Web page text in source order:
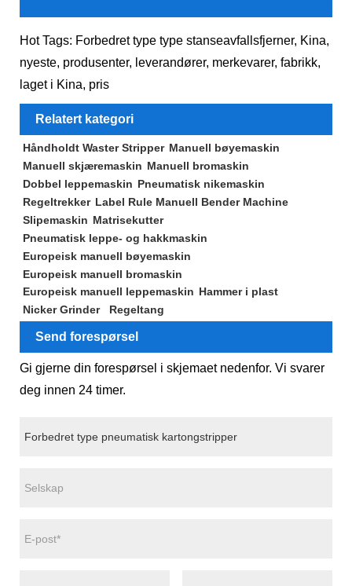
Hot Tags: Forbedret type type stanseavfallsfjerner, Kina,
nyeste, produsenter, leverandører, merkevarer, fabrikk,
laget i Kina, pris
Relatert kategori
Håndholdt Waster Stripper Manuell bøyemaskin
Manuell skjæremaskin Manuell bromaskin
Dobbel leppemaskin Pneumatisk nikemaskin
Regeltrekker Label Rule Manuell Bender Machine
Slipemaskin Matrisekutter
Pneumatisk leppe- og hakkmaskin
Europeisk manuell bøyemaskin
Europeisk manuell bromaskin
Europeisk manuell leppemaskin Hammer i plast
Nicker Grinder
Regeltang
Send forespørsel
Gi gjerne din forespørsel i skjemaet nedenfor. Vi svarer
deg innen 24 timer.